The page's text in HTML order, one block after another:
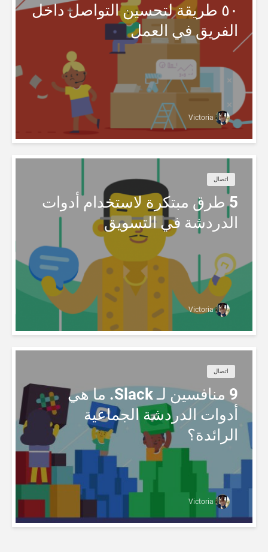
٥٠ طريقة لتحسين التواصل داخل
الفريق في العمل
اتصال
5 طرق مبتكرة لاستخدام أدوات
الدردشة في التسويق
Victoria
اتصال
9 منافسين لـ Slack. ما هي
أدوات الدردشة الجماعية
الرائدة؟